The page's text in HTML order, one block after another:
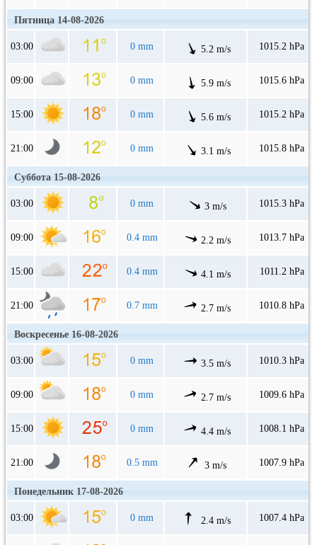
Пятница 14-08-2026
03:00 0 mm 5.2 m/s 1015.2 hPa
09:00 0 mm 5.9 m/s 1015.6 hPa
15:00 0 mm 5.6 m/s 1015.2 hPa
21:00 0 mm 3.1 m/s 1015.8 hPa
Суббота 15-08-2026
03:00 0 mm 3 m/s 1015.3 hPa
09:00 0.4 mm 2.2 m/s 1013.7 hPa
15:00 0.4 mm 4.1 m/s 1011.2 hPa
21:00 0.7 mm 2.7 m/s 1010.8 hPa
Воскресенье 16-08-2026
03:00 0 mm 3.5 m/s 1010.3 hPa
09:00 0 mm 2.7 m/s 1009.6 hPa
15:00 0 mm 4.4 m/s 1008.1 hPa
21:00 0.5 mm 3 m/s 1007.9 hPa
Понедельник 17-08-2026
03:00 0 mm 2.4 m/s 1007.4 hPa